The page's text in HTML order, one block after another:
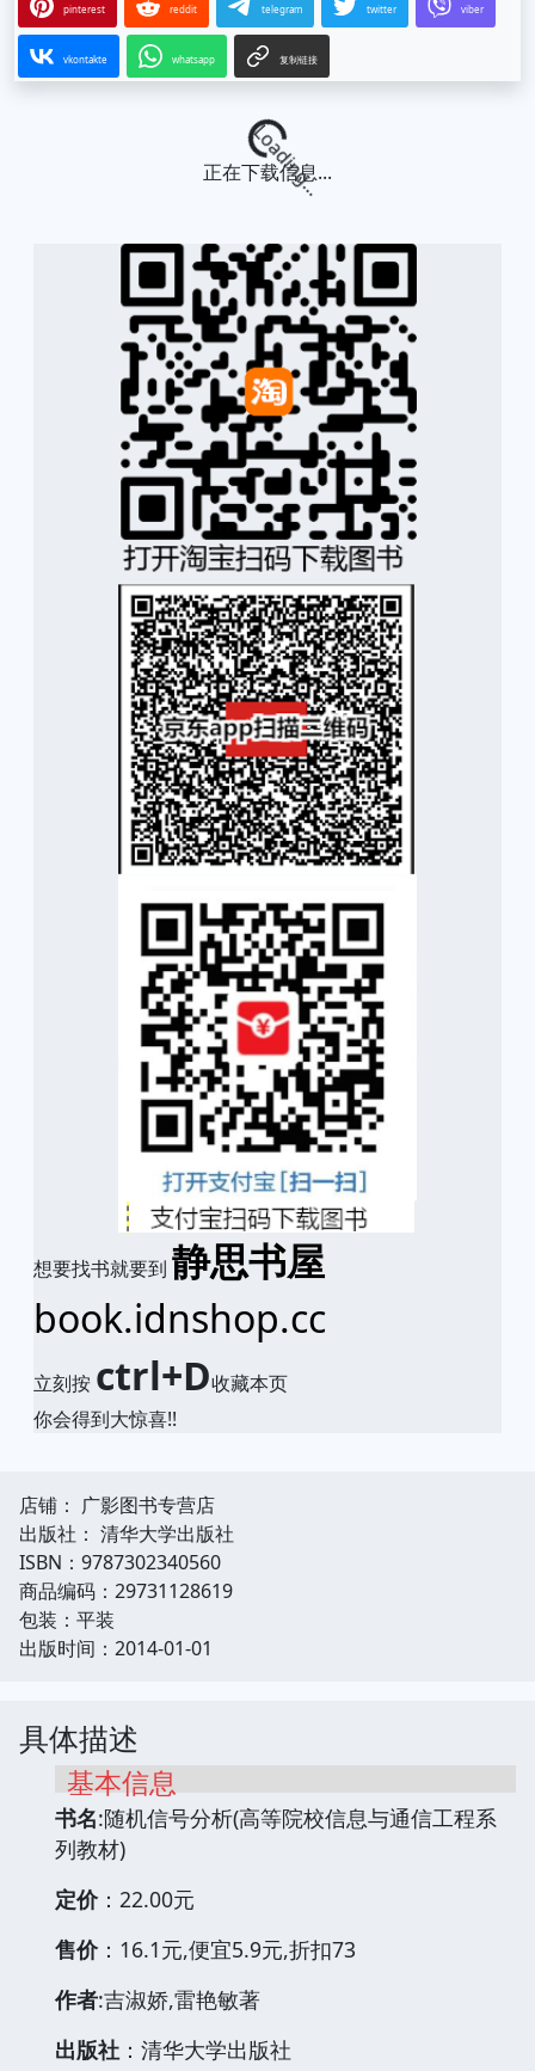
pinterest reddit telegram twitter viber
vkontakte whatsapp 复制链接
Loading...
正在下载信息...
想要找书就要到 静思书屋
book.idnshop.cc
立刻按 ctrl+D收藏本页
你会得到大惊喜!!
店铺： 广影图书专营店
出版社： 清华大学出版社
ISBN：9787302340560
商品编码：29731128619
包装：平装
出版时间：2014-01-01
具体描述
基本信息
书名:随机信号分析(高等院校信息与通信工程系
列教材)
定价：22.00元
售价：16.1元,便宜5.9元,折扣73
作者:吉淑娇,雷艳敏著
出版社 ：清华大学出版社